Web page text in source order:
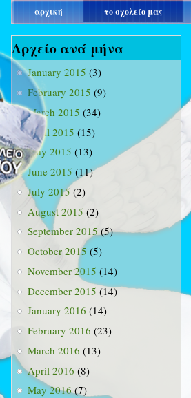
main_menu
αρχική το σχολείο μας
Αρχείο ανά μήνα
January 2015 (3)
February 2015 (9)
March 2015 (34)
April 2015 (15)
May 2015 (13)
June 2015 (11)
July 2015 (2)
August 2015 (2)
September 2015 (5)
October 2015 (5)
November 2015 (14)
December 2015 (14)
January 2016 (14)
February 2016 (23)
March 2016 (13)
April 2016 (8)
May 2016(7)